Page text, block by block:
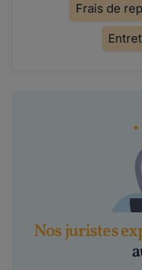
Frais de
Nos juristes